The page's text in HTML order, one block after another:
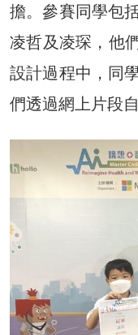
擔。參賽同學包
凌哲及凌琛，他
設計過程中，同
們透過網上片段